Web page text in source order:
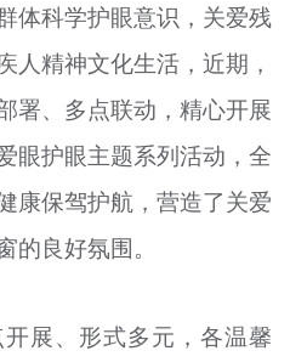
+
体科学护眼意识，关爱残
人精神文化生活，近期，
署、多点联动，精心开展
眼护眼主题系列活动，全
康保驾护航，营造了关爱
良好氛围。
展、形式多元，各温馨